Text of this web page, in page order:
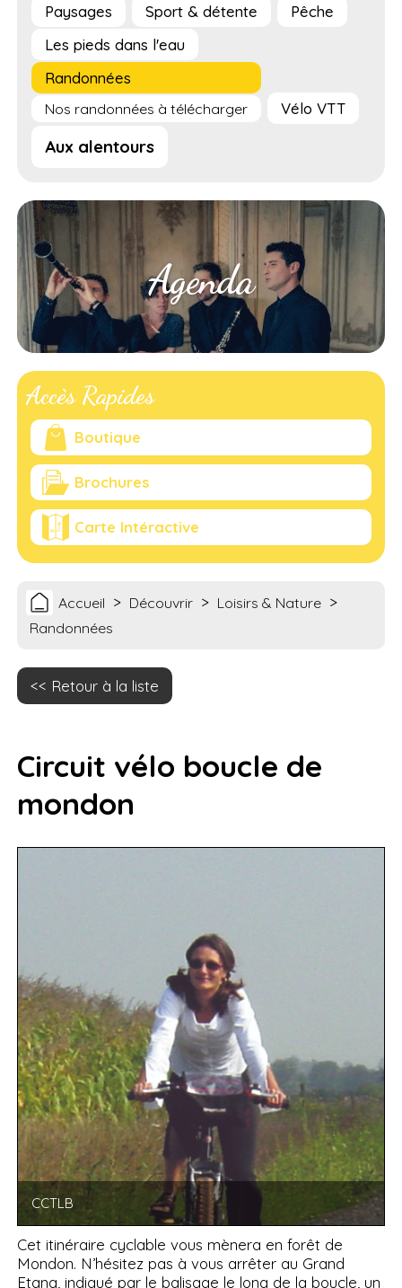
Paysages Sport & détente
Pêche
Les pieds dans l'eau
Randonnées
Nos randonnées à télécharger Vélo VTT
Aux alentours
Agenda
Accès Rapides
Boutique
Brochures
Carte Intéractive
Accueil > Découvrir > Loisirs & Nature >
Randonnées
Retour à la liste
Circuit vélo boucle de
mondon
CCTLB
Cet itinéraire cyclable vous mènera en forêt de
Mondon. N’hésitez pas à vous arrêter au Grand
Etang, indiqué par le balisage le long de la boucle, un